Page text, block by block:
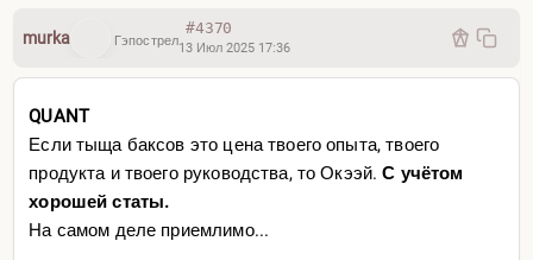
murka Гэпострел
#4370
13 Июл 2025 17:36
QUANT
Если тыща баксов это цена твоего опыта, твоего
продукта и твоего руководства, то Окээй.С учётом
хорошей статы.
На самом деле приемлимо...